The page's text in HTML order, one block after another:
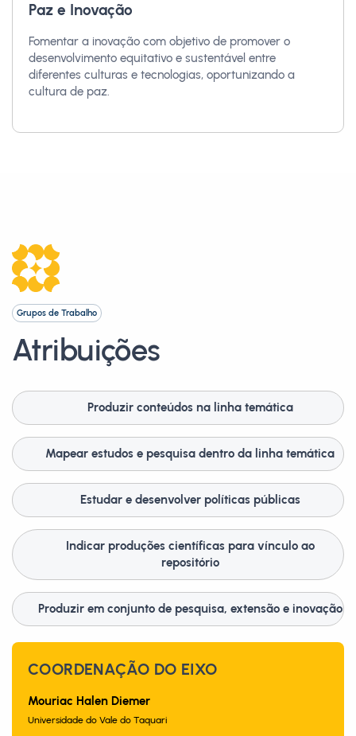
Paz e Inovação
Fomentar a inovação com objetivo de promover o
desenvolvimento equitativo e sustentável entre
diferentes culturas e tecnologias, oportunizando a
cultura de paz.
Grupos de Trabalho
Atribuições
Produzir conteúdos na linha temática
Mapear estudos e pesquisa dentro da linha temática
Estudar e desenvolver políticas públicas
Indicar produções científicas para vínculo ao
repositório
Produzir em conjunto de pesquisa, extensão e inovação
COORDENAÇÃO DO EIXO
Mouriac Halen Diemer
Universidade do Vale do Taquari